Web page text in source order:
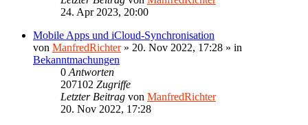
24. Apr 2023, 20:00
Mobile Apps und iCloud-Synchronisation
von ManfredRichter» 20. Nov 2022, 17:28 » in
Bekanntmachungen
0 Antworten
207102 Zugriffe
Letzter Beitrag von ManfredRichter
20. Nov 2022, 17:28